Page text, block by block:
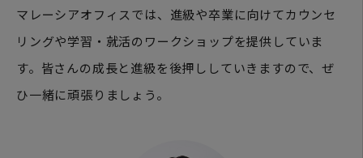
マレーシアオフィスでは、進級や卒業に向けてカウンセ
リングや学習・就活のワークショップを提供していま
す。皆さんの成長と進級を後押ししていきますので、ぜ
ひ一緒に頑張りましょう。